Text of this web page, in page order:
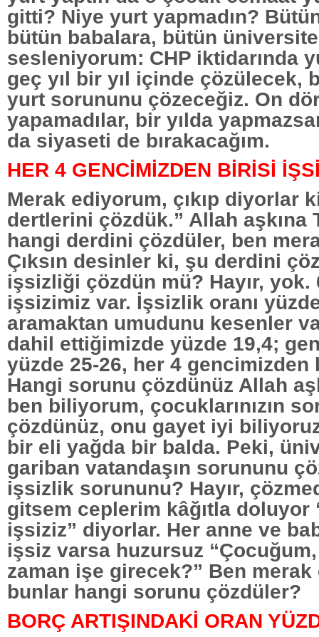
gitti? Niye yurt yapmadın?
bütün babalara, bütün
sesleniyorum: CHP iktidarında
geç yıl bir yıl içinde çözülecek,
yurt sorununu çözeceğiz. On
yapamadılar, bir yılda
da siyaseti de bırakacağım.
HER 4 GENCİMİZDEN BİRİSİ
Merak ediyorum, çıkıp diyorlar
dertlerini çözdük.” Allah aşkına
hangi derdini çözdüler, ben
Çıksın desinler ki, şu derdini
işsizliği çözdün mü? Hayır, yok.
işsizimiz var. İşsizlik oranı
aramaktan umudunu kesenler
dahil ettiğimizde yüzde 19,4;
yüzde 25-26, her 4
Hangi sorunu çözdünüz Allah
ben biliyorum, çocuklarınızın
çözdünüz, onu gayet iyi
bir eli yağda bir balda. Peki,
gariban vatandaşın sorununu
işsizlik sorununu? Hayır,
gitsem ceplerim kâğıtla doluyor
işsiziz” diyorlar. Her anne ve
işsiz varsa huzursuz “Çocuğum,
zaman işe girecek?” Ben
bunlar hangi sorunu çözdüler?
BORÇ ARTIŞINDAKİ ORAN